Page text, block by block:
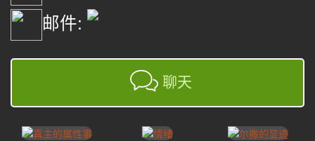
邮件:
聊天